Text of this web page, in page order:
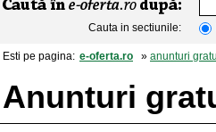
Cauta in sectiunile:
Esti pe pagina: e-oferta.ro » anunturi
Anunturi